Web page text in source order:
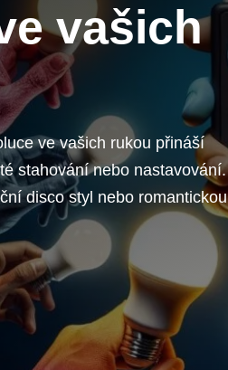
vašich
ve vašich rukou přináší
stahování nebo nastavování.
disco styl nebo romantickou